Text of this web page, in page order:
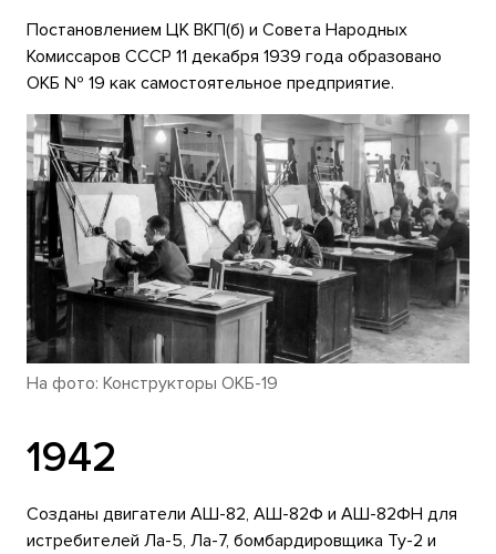
Постановлением ЦК ВКП(б) и Совета Народных
Комиссаров СССР 11 декабря 1939 года образовано
ОКБ № 19 как самостоятельное предприятие.
На фото: Конструкторы ОКБ-19
1942
Созданы двигатели АШ-82, АШ-82Ф и АШ-82ФН для
истребителей Ла-5, Ла-7, бомбардировщика Ту-2 и